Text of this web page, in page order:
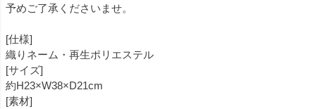
予めご了承くださいませ。
[仕様]
織りネーム・再生ポリエステル
[サイズ]
約H23×W38×D21cm
[素材]